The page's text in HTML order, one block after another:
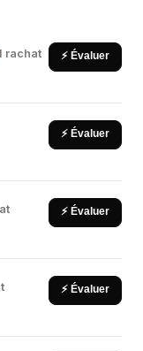
rachat ⚡ Évaluer
⚡ Évaluer
⚡ Évaluer
⚡ Évaluer